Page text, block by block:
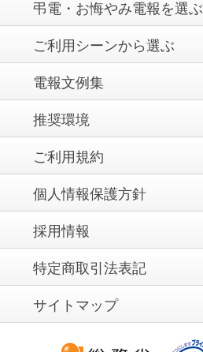
弔電・お悔やみ電報を選ぶ
ご利用シーンから選ぶ
電報文例集
推奨環境
ご利用規約
個人情報保護方針
採用情報
特定商取引法表記
サイトマップ